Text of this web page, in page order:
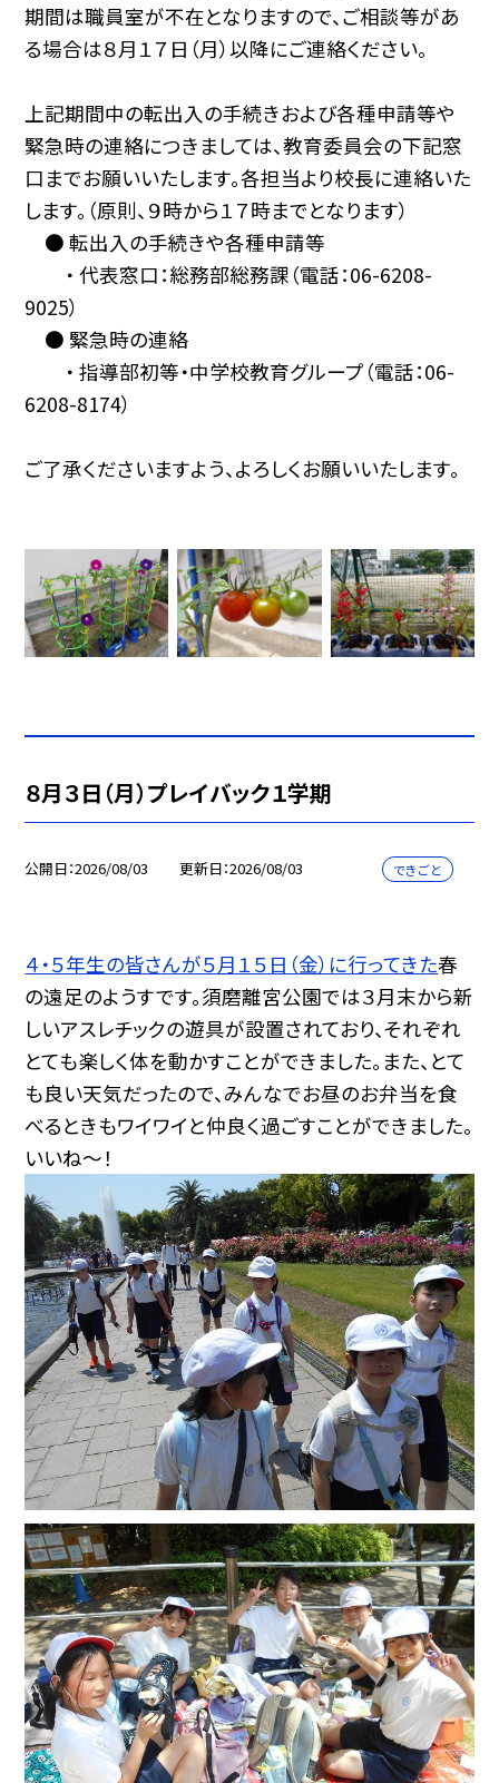
期間は職員室が不在となりますので、ご相談等があ
る場合は８月１７日（月）以降にご連絡ください。
上記期間中の転出入の手続きおよび各種申請等や
緊急時の連絡につきましては、教育委員会の下記窓
口までお願いいたします。各担当より校長に連絡いた
します。（原則、９時から１７時までとなります）
● 転出入の手続きや各種申請等
・ 代表窓口：総務部総務課（電話：06-6208-
9025）
● 緊急時の連絡
・ 指導部初等・中学校教育グループ（電話：06-
6208-8174）
ご了承くださいますよう、よろしくお願いいたします。
８月３日（月）プレイバック１学期
公開日 2026/08/03 更新日 2026/08/03 できごと
４・５年生の皆さんが５月１５日（金）に行ってきた春
の遠足のようすです。須磨離宮公園では３月末から新
しいアスレチックの遊具が設置されており、それぞれ
とても楽しく体を動かすことができました。また、とて
も良い天気だったので、みんなでお昼のお弁当を食
べるときもワイワイと仲良く過ごすことができました。
いいね～！